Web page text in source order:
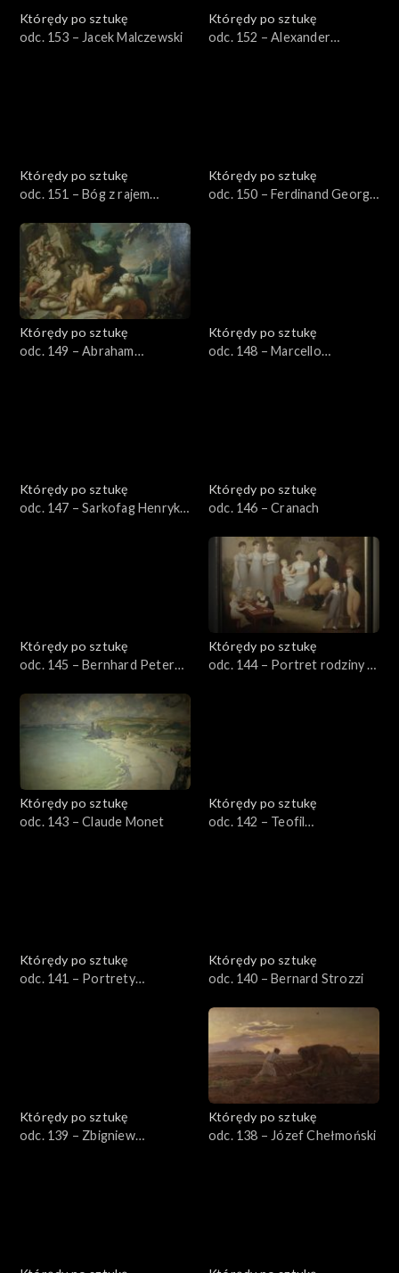
Którędy po sztukę
odc. 153 – Jacek Malczewski
Którędy po sztukę
odc. 152 – Alexander
Którędy po sztukę
odc. 151 – Bóg z rajem
Nikolausa Jenckwitza-
Posadowskiego
Którędy po sztukę
odc. 150 – Ferdinand Georg
Którędy po sztukę
odc. 149 – Abraham
Którędy po sztukę
odc. 148 – Marcello
Którędy po sztukę
odc. 147 – Sarkofag Henryka
Którędy po sztukę
odc. 146 – Cranach
Którędy po sztukę
odc. 145 – Bernhard Peter
Którędy po sztukę
odc. 144 – Portret rodziny w
Którędy po sztukę
odc. 143 – Claude Monet
Którędy po sztukę
odc. 142 – Teofil
Którędy po sztukę
odc. 141 – Portrety
Którędy po sztukę
odc. 140 – Bernard Strozzi
Którędy po sztukę
odc. 139 – Zbigniew
Którędy po sztukę
odc. 138 – Józef Chełmoński